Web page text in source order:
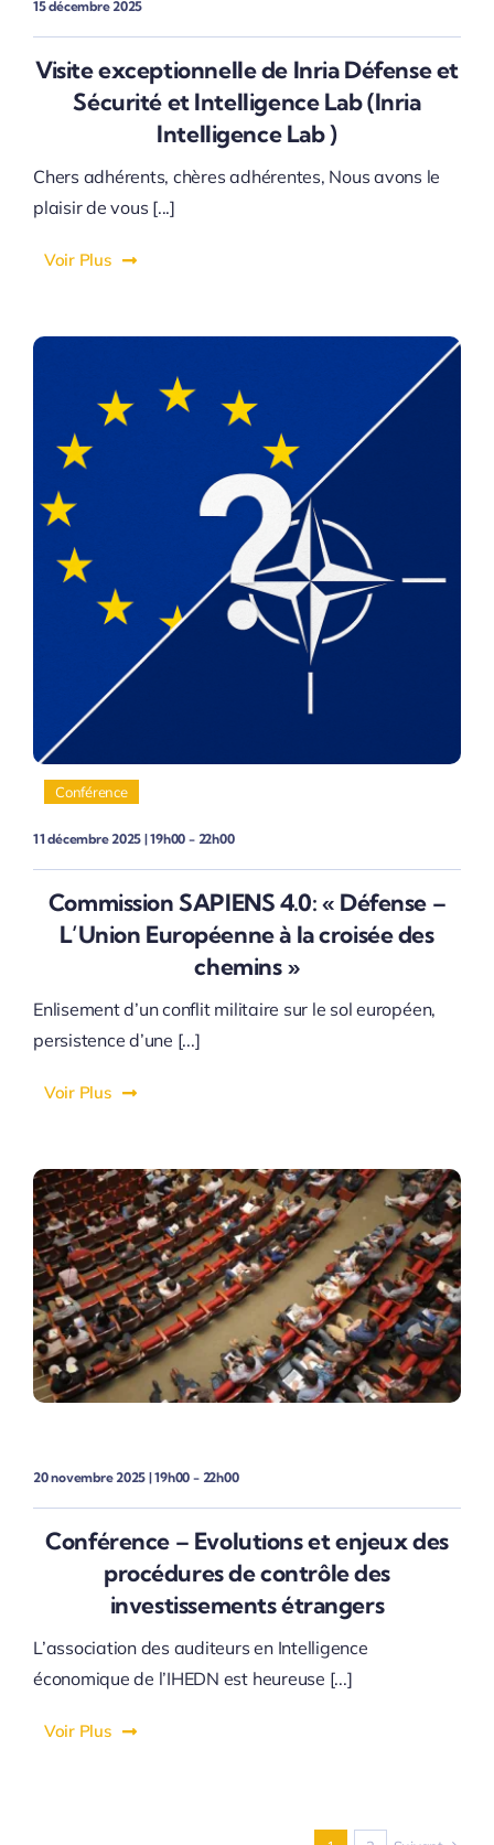
15 décembre 2025
Visite exceptionnelle de Inria Défense et
Sécurité et Intelligence Lab (lnria
Intelligence Lab )
Chers adhérents, chères adhérentes, Nous avons le
plaisir de vous [...]
Voir Plus
Conférence
11 décembre 2025 | 19h00 - 22h00
Commission SAPIENS 4.0: « Défense –
L’Union Européenne à la croisée des
chemins »
Enlisement d’un conflit militaire sur le sol européen,
persistence d’une [...]
Voir Plus
20 novembre 2025 | 19h00 - 22h00
Conférence – Evolutions et enjeux des
procédures de contrôle des
investissements étrangers
L’association des auditeurs en Intelligence
économique de l’IHEDN est heureuse [...]
Voir Plus